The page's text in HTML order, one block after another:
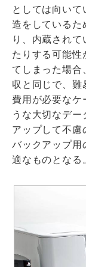
としては向い
造をしているた
り、内蔵され
たりする可能性
てしまった場合
収と同じで、難
費用が必要なケ
うな大切なデー
アップして不慮
バックアップ用
適なものとなる